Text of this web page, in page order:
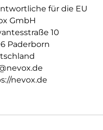
für die EU
GmbH
10
Paderborn
nevox.de